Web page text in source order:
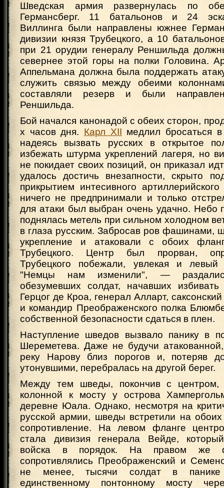
Шведская армия развернулась по
Германсберг. 11 батальонов и 24
Виллинга были направлены южнее
дивизии князя Трубецкого, а 10
при 21 орудии генералу Реншильда
севернее этой горы на полки Головина.
Аппельмана должна была поддержать
служить связью между обеими
составляли резерв и были
Реншильда.
Бой начался канонадой с обеих сторон,
х часов дня. Карл XII медлил бросаться
надеясь вызвать русских в открытое
избежать штурма укреплений лагеря, но
не покидает своих позиций, он приказал
удалось достичь внезапности, скрыто
прикрытием интесивного
ничего не предпринимали и только
для атаки был выбран очень удачно. Небо
поднялась метель при сильном холодном
в глаза русским. Забросав ров фашинами,
укрепление и атаковали с обоих
Трубецкого. Центр был прорван,
Трубецкого побежали, увлекая и левый
"Немцы нам изменили", —
обезумевших солдат, начавших
Герцог де Кроа, генерал Алларт,
и командир Преображенского полка
собственной безопасности сдаться в плен.
Наступление шведов вызвало панику в
Шереметева. Даже не будучи
реку Нарову близ порогов и, потеряв
утонувшими, перебралась на другой берег.
Между тем шведы, покончив с центром,
колонной к мосту у острова
деревне Юала. Однако, несмотря на
русской армии, шведы встретили на
сопротивление. На левом фланге
стала дивизия генерала Вейде,
войска в порядок. На правом же
сопротивлялись Преображенский и
не менее, тысячи солдат в панике
единственному понтонному мосту